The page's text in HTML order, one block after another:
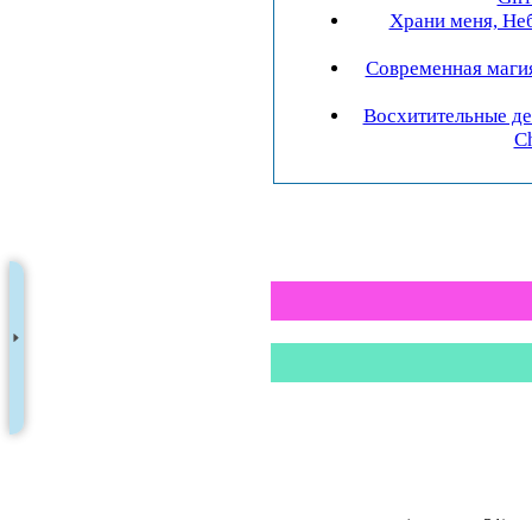
Храни меня,
Современная
Восхитительные